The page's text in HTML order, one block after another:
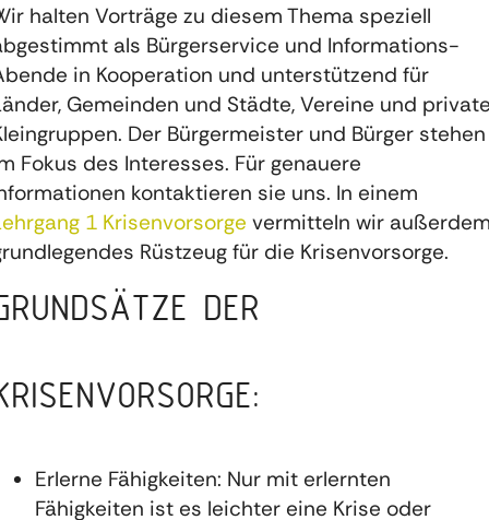
halten Vorträge zu diesem Thema speziell
als Bürgerservice und Informations-
in Kooperation und unterstützend für
Gemeinden und Städte, Vereine und
Der Bürgermeister und Bürger stehen
Fokus des Interesses. Für genauere
kontaktieren sie uns. In einem
1 Krisenvorsorge vermitteln wir
Rüstzeug für die Krisenvorsorge.
DER
Erlerne Fähigkeiten: Nur mit erlernten
Fähigkeiten ist es leichter eine Krise oder